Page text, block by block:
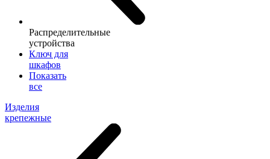
Распределительные
устройства
Ключ для
шкафов
Показать
все
Изделия
крепежные